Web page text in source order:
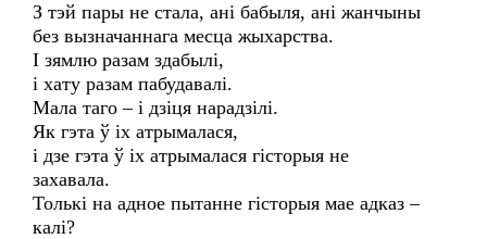
З тэй пары не стала, ані бабыля, ані жанчыны
без вызначаннага месца жыхарства.
І зямлю разам здабылі,
і хату разам пабудавалі.
Мала таго – і дзіця нарадзілі.
Як гэта ў іх атрымалася,
і дзе гэта ў іх атрымалася гісторыя не
захавала.
Толькі на адное пытанне гісторыя мае адказ –
калі?